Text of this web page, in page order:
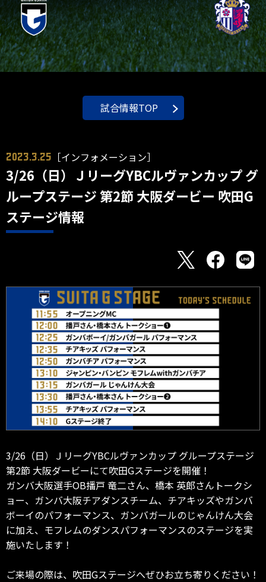
試合情報TOP
2023.3.25 ［インフォメーション］
3/26（日）ＪリーグYBCルヴァンカップ グ
ループステージ 第2節 大阪ダービー 吹田G
ステージ情報
3/26（日）ＪリーグYBCルヴァンカップ グループステージ
第2節 大阪ダービーにて吹田Gステージを開催！
ガンバ大阪選手OB播戸 竜二さん、橋本 英郎さんトークシ
ョー、ガンバ大阪チアダンスチーム、チアキッズやガンバ
ボーイのパフォーマンス、ガンバガールのじゃんけん大会
に加え、モフレムのダンスパフォーマンスのステージを実
施いたします！
ご来場の際は、吹田Gステージへぜひお立ち寄りください！